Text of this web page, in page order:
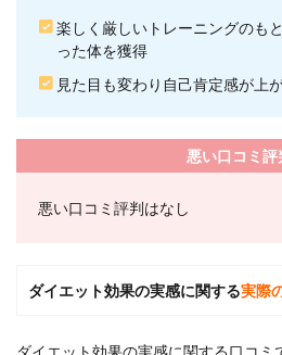
ワー
クア
ウト
小倉
24/7
小倉
倉駅
楽しく厳しいトレーニングのも
った体を獲得
見た目も変わり自己肯定感が上
悪い口コミ評
悪い口コミ評判はなし
ダイエット効果の実感に関する実際